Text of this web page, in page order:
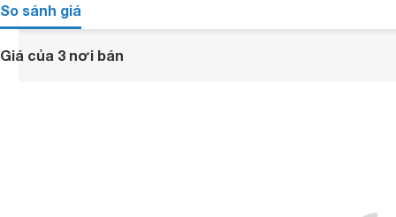
So sánh giá
Giá của 3 nơi bán